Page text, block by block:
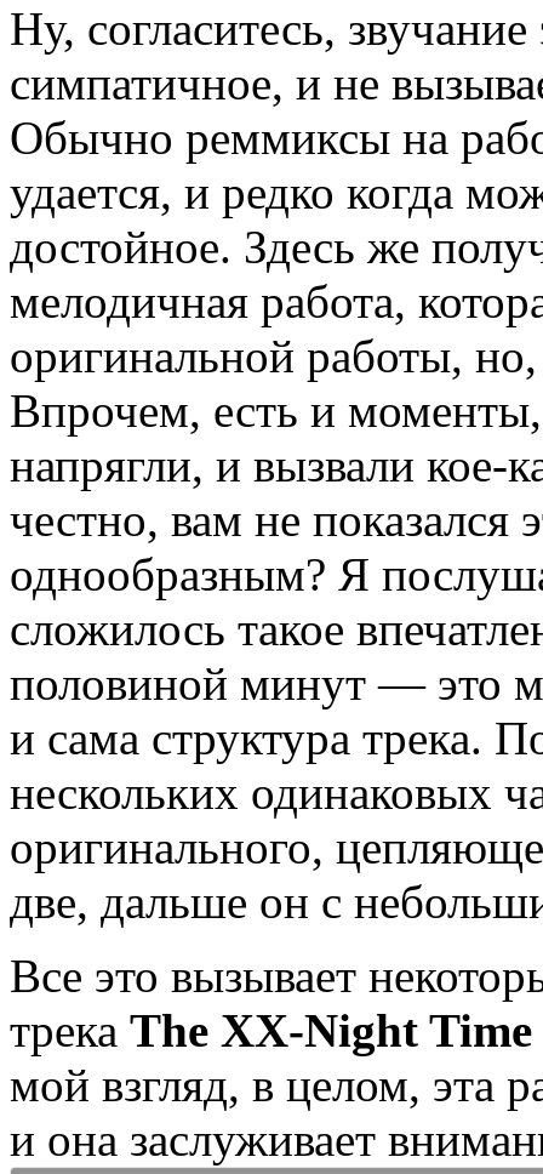
Ну, согласитесь,
симпатичное, и не
Обычно реммиксы на
удается, и редко когда
достойное. Здесь же
мелодичная работа,
оригинальной работы,
Впрочем, есть и
напрягли, и вызвали кое-
честно, вам не показался
однообразным? Я
сложилось такое
половиной минут — это
и сама структура трека.
нескольких одинаковых
оригинального,
две, дальше он с
Все это вызывает
трека The XX-Night
мой взгляд, в целом, эта
и она заслуживает